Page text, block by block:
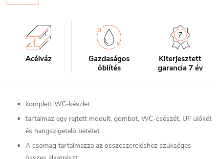
Acélváz
Gazdaságos
öblítés
Kiterjesztett
garancia 7 év
komplett WC-készlet
tartalmaz egy rejtett modult, gombot, WC-csészét, UF ülőkét
és hangszigetelő betétet
A csomag tartalmazza az összeszereléshez szükséges